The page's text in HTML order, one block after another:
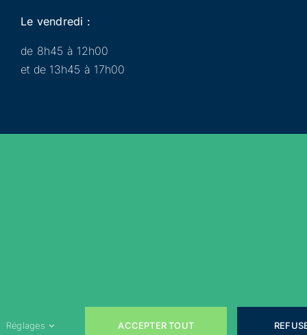
Le vendredi :
de 8h45 à 12h00
et de 13h45 à 17h00
Réglages ACCEPTER TOUT